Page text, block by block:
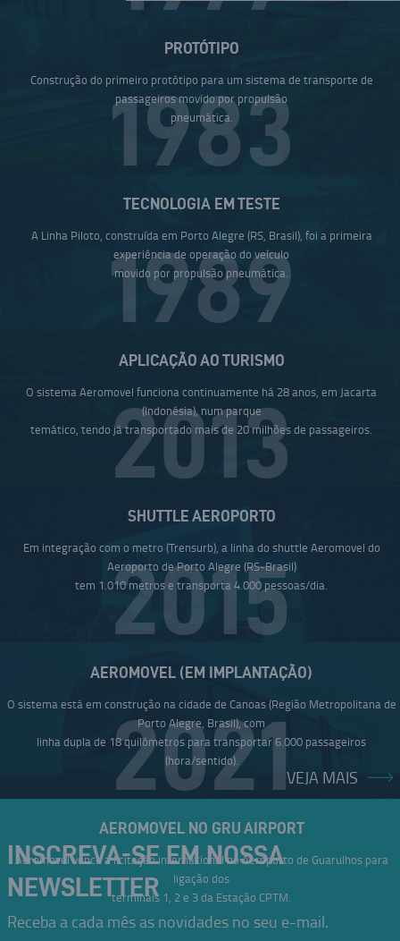
PROTÓTIPO
Construção do primeiro protótipo para um sistema de transporte de
passageiros movido por propulsão
pneumática.
1983
TECNOLOGIA EM TESTE
A Linha Piloto, construída em Porto Alegre (RS, Brasil), foi a primeira
experiência de operação do veículo
movido por propulsão pneumática.
1989
APLICAÇÃO AO TURISMO
O sistema Aeromovel funciona continuamente há 28 anos, em Jacarta
(Indonésia), num parque
temático, tendo já transportado mais de 20 milhões de passageiros.
2013
SHUTTLE AEROPORTO
Em integração com o metro (Trensurb), a linha do shuttle Aeromovel do
Aeroporto de Porto Alegre (RS-Brasil)
tem 1.010 metros e transporta 4.000 pessoas/dia.
2015
AEROMOVEL (EM IMPLANTAÇÃO)
O sistema está em construção na cidade de Canoas (Região Metropolitana de
Porto Alegre, Brasil), com
linha dupla de 18 quilômetros para transportar 6.000 passageiros
(hora/sentido).
2021
AEROMOVEL NO GRU AIRPORT
Aeromovel vence a licitação internacional no Aeroporto de Guarulhos para
ligação dos
terminais 1, 2 e 3 da Estação CPTM.
VEJA MAIS
INSCREVA-SE EM NOSSA
NEWSLETTER
Receba a cada mês as novidades no seu e-mail.